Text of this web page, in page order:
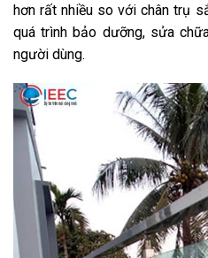
hơn rất nhiều so với chân trụ
quá trình bảo dưỡng, sửa
người dùng.